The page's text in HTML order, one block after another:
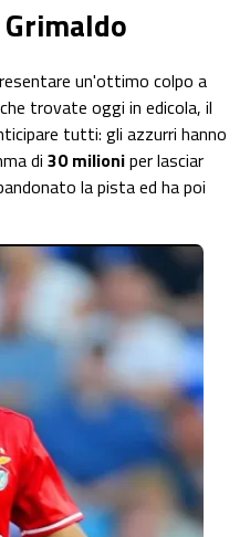
un'ottimo colpo a
che trovate oggi in edicola, il
tutti: gli azzurri hanno
di 30 milioniper lasciar
la pista ed ha poi